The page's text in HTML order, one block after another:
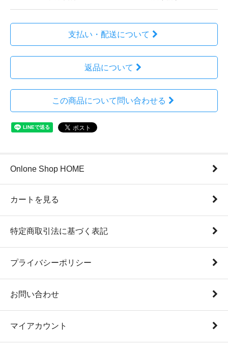
支払い・配送について
返品について
この商品について問い合わせる
Onlone Shop HOME
カートを見る
特定商取引法に基づく表記
プライバシーポリシー
お問い合わせ
マイアカウント